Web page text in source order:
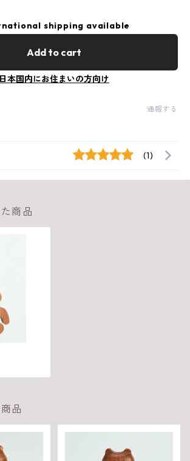
shipping available
Add to cart
日本国内にお住まいの方向け
通報する
(1)
商品
品